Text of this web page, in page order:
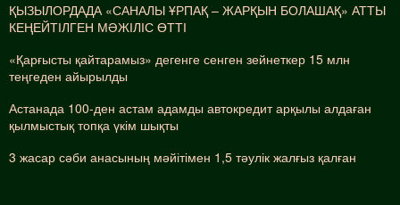
ҚЫЗЫЛОРДАДА «САНАЛЫ ҰРПАҚ – ЖАРҚЫН БОЛАШАҚ» АТТЫ
КЕҢЕЙТІЛГЕН МӘЖІЛІС ӨТТІ
«Қарғысты қайтарамыз» дегенге сенген зейнеткер 15 млн
теңгеден айырылды
Астанада 100-ден астам адамды автокредит арқылы алдаған
қылмыстық топқа үкім шықты
3 жасар сәби анасының мәйітімен 1,5 тәулік жалғыз қалған